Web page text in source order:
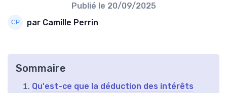
Publié le 20/09/2025
par Camille Perrin
Sommaire
Qu'est-ce que la déduction des intérêts